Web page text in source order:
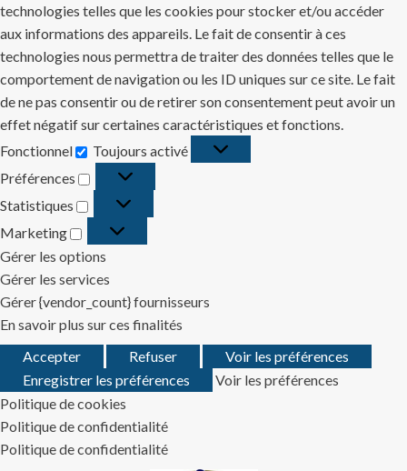
technologies telles que les cookies pour stocker et/ou accéder
aux informations des appareils. Le fait de consentir à ces
technologies nous permettra de traiter des données telles que le
comportement de navigation ou les ID uniques sur ce site. Le fait
de ne pas consentir ou de retirer son consentement peut avoir un
effet négatif sur certaines caractéristiques et fonctions.
Fonctionnel
Fonctionnel
Toujours activé
Préférences
Préférences
Statistiques
Statistiques
Marketing
Marketing
Gérer les options
Gérer les services
Gérer {vendor_count} fournisseurs
En savoir plus sur ces finalités
Accepter
Refuser
Voir les préférences
Enregistrer les préférences
Voir les préférences
Politique de cookies
Politique de confidentialité
Politique de confidentialité